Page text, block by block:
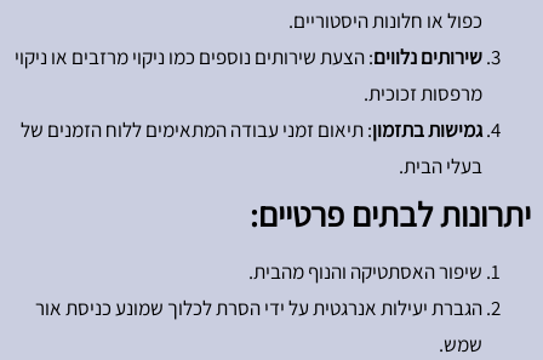
כפול או חלונות היסטוריים.
שירותים נלווים: הצעת שירותים נוספים כמו ניקוי מרזבים או ניקוי
מרפסות זכוכית.
גמישות בתזמון: תיאום זמני עבודה המתאימים ללוח הזמנים של
בעלי הבית.
יתרונות לבתים פרטיים:
שיפור האסתטיקה והנוף מהבית.
הגברת יעילות אנרגטית על ידי הסרת לכלוך שמונע כניסת אור
שמש.